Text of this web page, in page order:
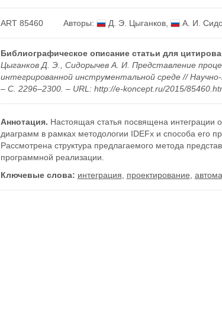
ART 85460 Авторы: Д. Э. Цыганков, А. И.
Библиографическое описание статьи для
Цыганков Д. Э., Сидорычев А. И. Представление
интегрированной инструментальной среде //
– С. 2296–2300. – URL: http://e-koncept.ru/2015/
Аннотация. Настоящая статья посвящена интеграции
диаграмм в рамках методологии IDEFx и способа его
Рассмотрена структура предлагаемого метода
программной реализации.
Ключевые слова: интеграция проектирование